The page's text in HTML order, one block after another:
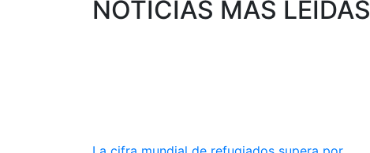
NOTICIAS MAS LEIDAS